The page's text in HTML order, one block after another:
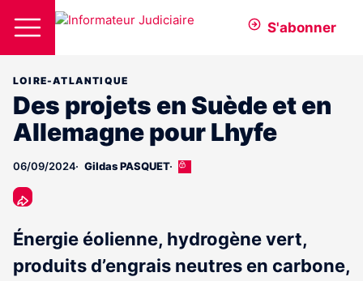
S'abonner
LOIRE-ATLANTIQUE
Des projets en Suède et en
Allemagne pour Lhyfe
06/09/2024 Gildas PASQUET
Cet
abonnés
Énergie éolienne, hydrogène vert,
produits d’engrais neutres en carbone,